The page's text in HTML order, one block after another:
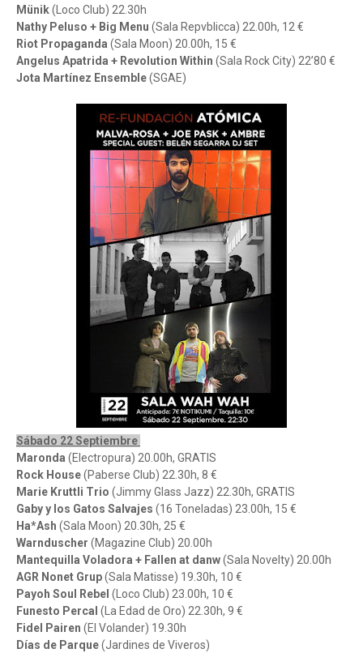
Münik(Loco Club) 22.30h
Nathy Peluso + Big Menu (Sala Repvblicca) 22.00h, 12 €
Riot Propaganda (Sala Moon) 20.00h, 15 €
Angelus Apatrida + Revolution Within (Sala Rock City) 22’80 €
Jota Martínez Ensemble(SGAE)
Sábado 22 Septiembre
Maronda (Electropura) 20.00h, GRATIS
Rock House(Paberse Club) 22.30h, 8 €
Marie Kruttli Trio (Jimmy Glass Jazz) 22.30h, GRATIS
Gaby y los Gatos Salvajes (16 Toneladas) 23.00h, 15 €
Ha*Ash (Sala Moon) 20.30h, 25 €
Warnduscher (Magazine Club) 20.00h
Mantequilla Voladora + Fallen at danw(Sala Novelty) 20.00h
AGR Nonet Grup(Sala Matisse) 19.30h, 10 €
Payoh Soul Rebel (Loco Club) 23.00h, 10 €
Funesto Percal (La Edad de Oro) 22.30h, 9 €
Fidel Pairen (El Volander) 19.30h
Días de Parque(Jardines de Viveros)